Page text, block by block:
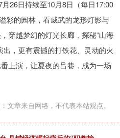
26日持续至10月8日（每日17:00
彩的园林，看威武的龙形灯影与
穿越梦幻的灯光长廊，探秘“山海
，更有震撼的打铁花、灵动的火
上演，让夏夜的吕巷，成为一场
文章来自网络，不代表本站观点。